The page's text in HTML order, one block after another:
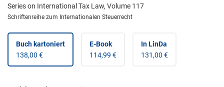
Series on International Tax Law, Volume 117
Schriftenreihe zum Internationalen Steuerrecht
Buch kartoniert
138,00 €
E-Book
114,99 €
In LinDa
131,00 €